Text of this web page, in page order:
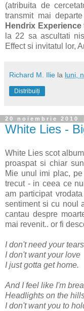
(atribuita de
transmit mai
Hendrix Experience
la 22 sa ascultati
Effect si invitatul lor,
Richard M. Ilie la luni,
Distribuiți
20 noiembrie 2010
White Lies -
White Lies scot
proaspat si chiar
Mie unul imi plac,
trecut - in ceea ce
am participat
sentiment si cu noul
cantau despre
mai revenit.. or fi
I don't need your tears
I don't want your love
I just gotta get home.
And I feel like I'm
Headlights on the
I don't want you to